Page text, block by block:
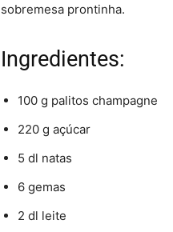
sobremesa prontinha.
Ingredientes:
100 g palitos champagne
220 g açúcar
5 dl natas
6 gemas
2 dl leite